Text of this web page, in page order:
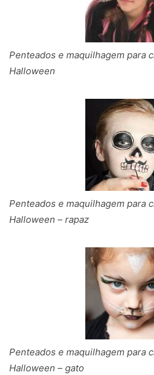
Penteados e maquilhagem para
Halloween
Penteados e maquilhagem para
Halloween – rapaz
Penteados e maquilhagem para
Halloween – gato